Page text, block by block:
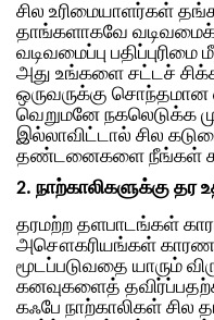
சில உரிமையாளர்கள்
தாங்களாகவே
வடிவமைப்பு
அது உங்களை சட்டச்
ஒருவருக்கு
வெறுமனே நகலெடுக்க
இல்லாவிட்டால் சில
தண்டனைகளை நீங்கள்
2. நாற்காலிகளுக்கு
தரமற்ற தளபாடங்கள்
அசௌகரியங்கள்
மூடப்படுவதை யாரும்
கனவுகளைத்
கஃபே நாற்காலிகள்